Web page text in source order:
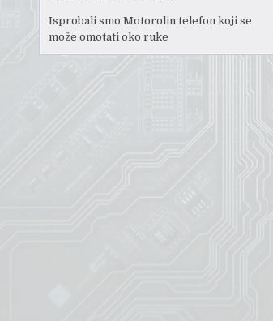
Isprobali smo Motorolin telefon koji se
može omotati oko ruke